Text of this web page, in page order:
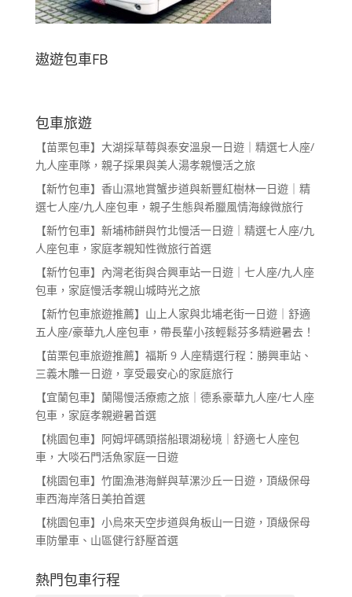
遨遊包車FB
包車旅遊
【苗栗包車】大湖採草莓與泰安溫泉一日遊｜精選七人座/
九人座車隊，親子採果與美人湯孝親慢活之旅
【新竹包車】香山濕地賞蟹步道與新豐紅樹林一日遊｜精
選七人座/九人座包車，親子生態與希臘風情海線微旅行
【新竹包車】新埔柿餅與竹北慢活一日遊｜精選七人座/九
人座包車，家庭孝親知性微旅行首選
【新竹包車】內灣老街與合興車站一日遊｜七人座/九人座
包車，家庭慢活孝親山城時光之旅
【新竹包車旅遊推薦】山上人家與北埔老街一日遊｜舒適
五人座/豪華九人座包車，帶長輩小孩輕鬆芬多精避暑去！
【苗栗包車旅遊推薦】福斯 9 人座精選行程：勝興車站、
三義木雕一日遊，享受最安心的家庭旅行
【宜蘭包車】蘭陽慢活療癒之旅｜德系豪華九人座/七人座
包車，家庭孝親避暑首選
【桃園包車】阿姆坪碼頭搭船環湖秘境｜舒適七人座包
車，大啖石門活魚家庭一日遊
【桃園包車】竹圍漁港海鮮與草漯沙丘一日遊，頂級保母
車西海岸落日美拍首選
【桃園包車】小烏來天空步道與角板山一日遊，頂級保母
車防暈車、山區健行舒壓首選
熱門包車行程